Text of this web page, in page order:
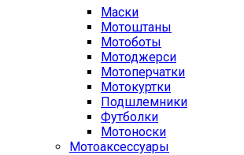
Маски
Мотоштаны
Мотоботы
Мотоджерси
Мотоперчатки
Мотокуртки
Подшлемники
Футболки
Мотоноски
Мотоаксессуары